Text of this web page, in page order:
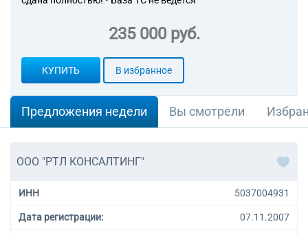
напитками в
магазинах
безалкогольными напитками
в специализированных
табачными изделиями в
специализированных
235 000 руб.
КУПИТЬ В избранное
Предложения недели Вы смотрели
ООО "РТЛ КОНСАЛТИНГ"
ИНН 5037004931
Дата регистрации: 07.11.2007